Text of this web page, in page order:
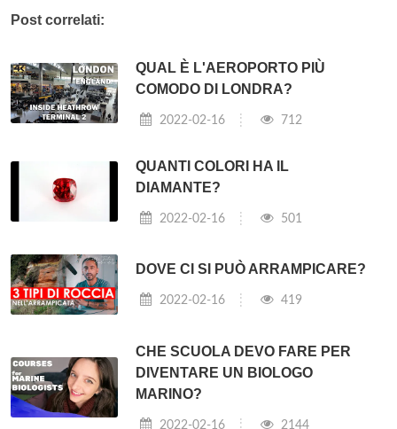
Post correlati:
QUAL È L'AEROPORTO PIÙ
COMODO DI LONDRA?
2022-02-16 712
QUANTI COLORI HA IL
DIAMANTE?
2022-02-16 501
DOVE CI SI PUÒ ARRAMPICARE?
2022-02-16 419
CHE SCUOLA DEVO FARE PER
DIVENTARE UN BIOLOGO
MARINO?
2022-02-16 2144